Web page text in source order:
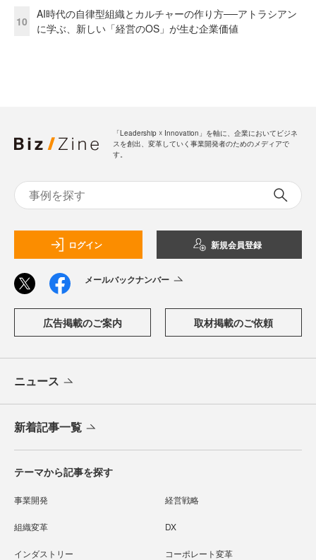
10
AI時代の自律型組織とカルチャーの作り方──アトラシアン
に学ぶ、新しい「経営のOS」が生む企業価値
「Leadership ☓ Innovation」を軸に、企業においてビジネ
スを創出、変革していく事業開発者のためのメディアで
す。
ログイン 新規会員登録
メールバックナンバー
広告掲載のご案内 取材掲載のご依頼
ニュース
新着記事一覧
テーマから記事を探す
事業開発 経営戦略
組織変革 DX
インダストリー コーポレート変革